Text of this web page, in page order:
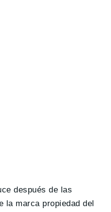
después de las
la marca propiedad del